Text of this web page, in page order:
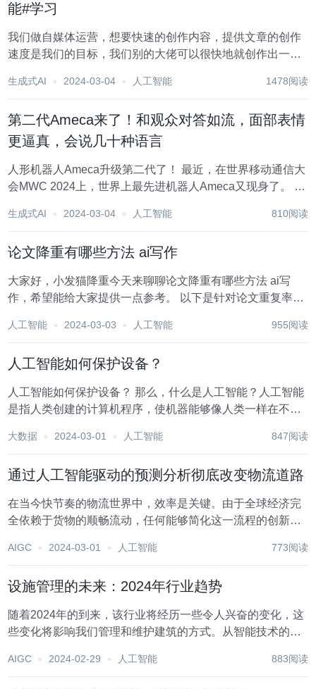
能#学习
我们做自媒体运营，想要快速的创作内容，提供文章的创作
速度是我们的目标，我们别的大佬可以很快地就创作出一篇
作技巧，下面小编就跟大家分享如何利用自媒体工具辅助自
生成式AI 2024-03-04 人工智能 1478阅读
第二代Ameca来了！和观众对答如流，面部表情
更逼真，会说几十种语言
人形机器人Ameca升级第二代了！ 最近，在世界移动通信大
会MWC 2024上，世界上最先进机器人Ameca又现身了。 会
Ameca能够对各种问题做出实时反应。 「来一段舞蹈」。
生成式AI 2024-03-04 人工智能 810阅读
论文降重有哪些方法 ai写作
大家好，小发猫降重今天来聊聊论文降重有哪些方法 ai写
作，希望能给大家提供一点参考。 以下是针对论文重复率高
题：揭秘论文降重的方法：七个实用技巧助你顺利过关 写论
人工智能 2024-03-03 人工智能 955阅读
人工智能如何保护设备？
人工智能如何保护设备？ 那么，什么是人工智能？人工智能
是指人类创建的计算机程序，使机器能够像人类一样在不同
使用复杂的算法来识别模式、从错误中学习，并快速解决问
大数据 2024-03-01 人工智能 847阅读
通过人工智能驱动的预测分析彻底改变物流道路
在当今快节奏的物流世界中，效率是关键。由于全球经济完
全依赖于货物的顺畅流动，任何能够简化这一流程的创新都
的地方，在道路物流领域引起人们的关注。 传统上，物流运
AIGC 2024-03-01 人工智能 773阅读
设施管理的未来：2024年行业趋势
随着2024年的到来，该行业将经历一些令人兴奋的变化，这
些变化将影响我们管理和维护建筑的方式。从智能技术的兴
业人员的转型时期。 拥抱人工智能和物联网(IoT 的设施管理
AIGC 2024-02-29 人工智能 883阅读